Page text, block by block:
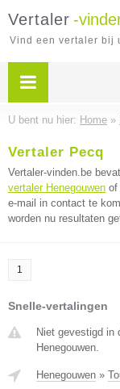
Vertaler -
Vind een vertaler bij
U bent nu hier: Home »
Vertaler Pecq
Vertaler-vinden.be
vertaler Henegouwen of
e-mail in contact te
worden nu resultaten
1
Snelle-vertalingen
Niet gevestigd in
Henegouwen.
Henegouwen »